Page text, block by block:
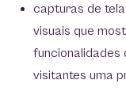
capturas de
visuais que
funcionalidades
visitantes uma